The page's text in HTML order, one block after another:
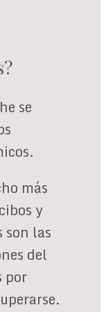
se
más
y
son las
del
por